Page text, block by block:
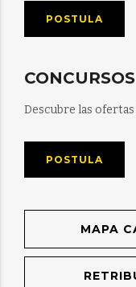
POSTULA
Descubre las
POSTULA
MAPA